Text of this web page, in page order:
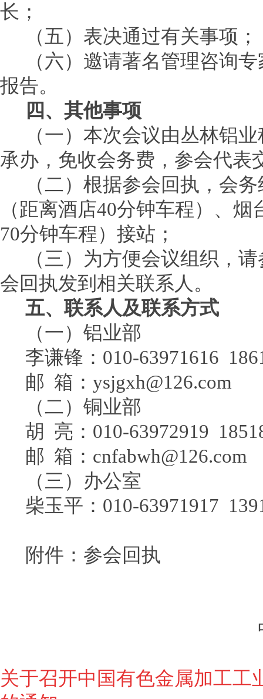
长；
（五）表决通过有关事项；
（六）邀请著名管理咨询
报告。
四、其他事项
（一）本次会议由丛林铝
承办，免收会务费，参会代表
（二）根据参会回执，会
（距离酒店40分钟车程）、
70分钟车程）接站；
（三）为方便会议组织，
会回执发到相关联系人。
五、联系人及联系方式
（一）铝业部
李谦锋：010-63971616
邮 箱：ysjgxh@126.com
（二）铜业部
胡 亮：010-63972919
邮 箱：cnfabwh@126.com
（三）办公室
柴玉平：010-63971917
附件：参会回执
关于召开中国有色金属加工工